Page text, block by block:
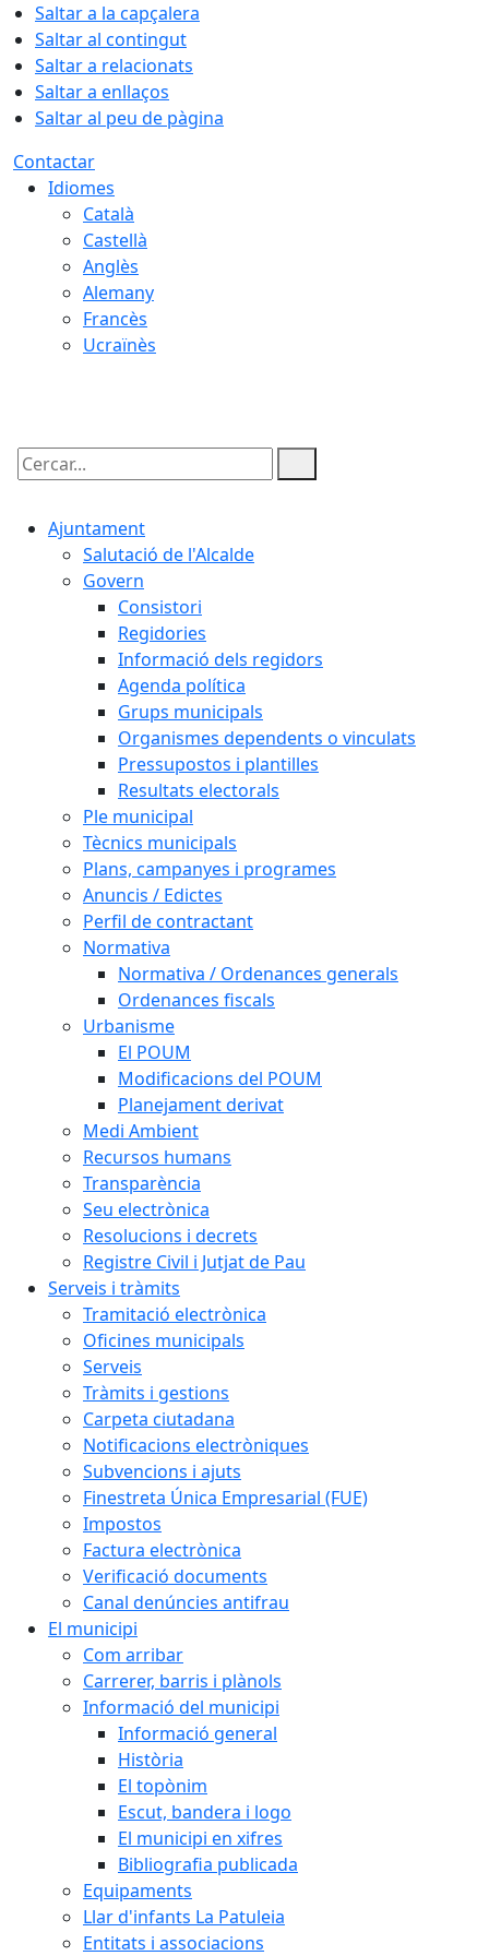
Saltar a la capçalera
Saltar al contingut
Saltar a relacionats
Saltar a enllaços
Saltar al peu de pàgina
Contactar
Idiomes
Català
Castellà
Anglès
Alemany
Francès
Ucraïnès
Cercar:
Ajuntament
Salutació de l'Alcalde
Govern
Consistori
Regidories
Informació dels regidors
Agenda política
Grups municipals
Organismes dependents o vinculats
Pressupostos i plantilles
Resultats electorals
Ple municipal
Tècnics municipals
Plans, campanyes i programes
Anuncis / Edictes
Perfil de contractant
Normativa
Normativa / Ordenances generals
Ordenances fiscals
Urbanisme
El POUM
Modificacions del POUM
Planejament derivat
Medi Ambient
Recursos humans
Transparència
Seu electrònica
Resolucions i decrets
Registre Civil i Jutjat de Pau
Serveis i tràmits
Tramitació electrònica
Oficines municipals
Serveis
Tràmits i gestions
Carpeta ciutadana
Notificacions electròniques
Subvencions i ajuts
Finestreta Única Empresarial (FUE)
Impostos
Factura electrònica
Verificació documents
Canal denúncies antifrau
El municipi
Com arribar
Carrerer, barris i plànols
Informació del municipi
Informació general
Història
El topònim
Escut, bandera i logo
El municipi en xifres
Bibliografia publicada
Equipaments
Llar d'infants La Patuleia
Entitats i associacions